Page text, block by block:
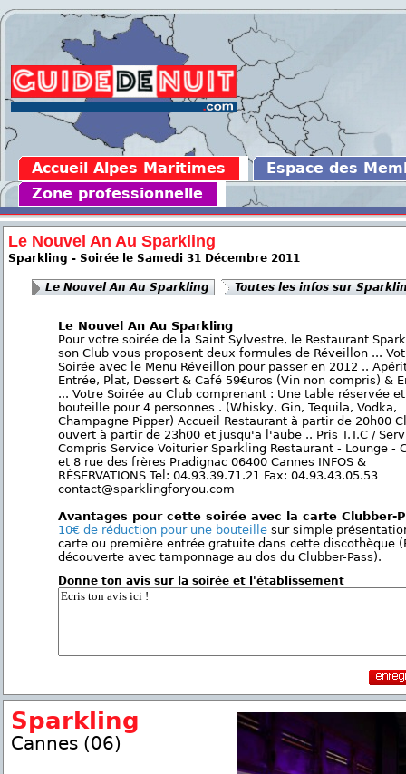
Accueil Alpes Maritimes
Espace des
Zone professionnelle
Le Nouvel An Au Sparkling
Sparkling - Soirée le Samedi 31 Décembre 2011
Le Nouvel An Au Sparkling Toutes les infos sur
Le Nouvel An Au Sparkling
Pour votre soirée de la Saint Sylvestre, le Restaurant
son Club vous proposent deux formules de Réveillon ...
Soirée avec le Menu Réveillon pour passer en 2012 ..
Entrée, Plat, Dessert & Café 59€uros (Vin non compris) &
... Votre Soirée au Club comprenant : Une table réservée
bouteille pour 4 personnes . (Whisky, Gin, Tequila, Vodka,
Champagne Pipper) Accueil Restaurant à partir de 20h00
ouvert à partir de 23h00 et jusqu'a l'aube .. Pris T.T.C /
Compris Service Voiturier Sparkling Restaurant - Lounge -
et 8 rue des frères Pradignac 06400 Cannes INFOS &
RÉSERVATIONS Tel: 04.93.39.71.21 Fax: 04.93.43.05.53
contact@sparklingforyou.com
Avantages pour cette soirée avec la carte Clubber-
10€ de réduction pour une bouteille sur simple
carte ou première entrée gratuite dans cette discothèque
découverte avec tamponnage au dos du Clubber-Pass).
Donne ton avis sur la soirée et l'établissement
Sparkling
Cannes (06)